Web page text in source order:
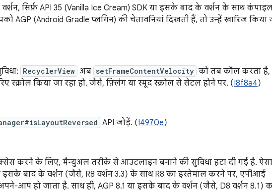
सिर्फ़ API 35 (Vanilla Ice Cream) SDK या इसके बाद के वर्शन के साथ
AGP (Android Gradle प्लगिन) की चेतावनियां दिखती हैं, तो उन्हें खारिज किया
RecyclerView अब setFrameContentVelocity को तब कॉल करता है,
स्क्रोल किया जा रहा हो. जैसे, फ़्लिंग या स्मूद स्क्रोल से सेटल होने पर. (I8f8a4)
API जोड़ें. (I4970e)
करने के लिए, मैन्युअल तरीके से आउटलाइन बनाने की सुविधा हटा दी गई है. ऐसा
इसके बाद के वर्शन (जैसे, R8 वर्शन 3.3) के साथ R8 का इस्तेमाल करने पर, एपीआई
आप हो जाता है. साथ ही, AGP 8.1 या इसके बाद के वर्शन (जैसे, D8 वर्शन 8.1)